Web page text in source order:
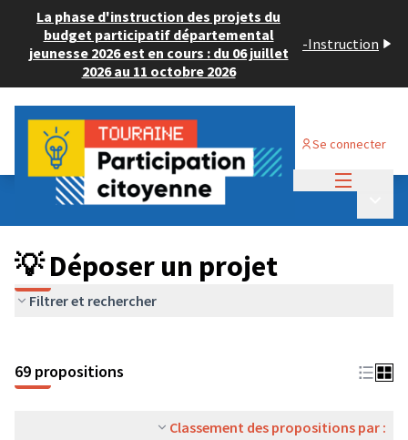
La phase d'instruction des projets du
budget participatif départemental
jeunesse 2026 est en cours : du 06 juillet
2026 au 11 octobre 2026
-Instruction
Se connecter
Budget Participatif ADULTE 2024
💡 Déposer un projet
💡 Déposer un projet
Filtrer et rechercher
69 propositions
Classement des propositions par :